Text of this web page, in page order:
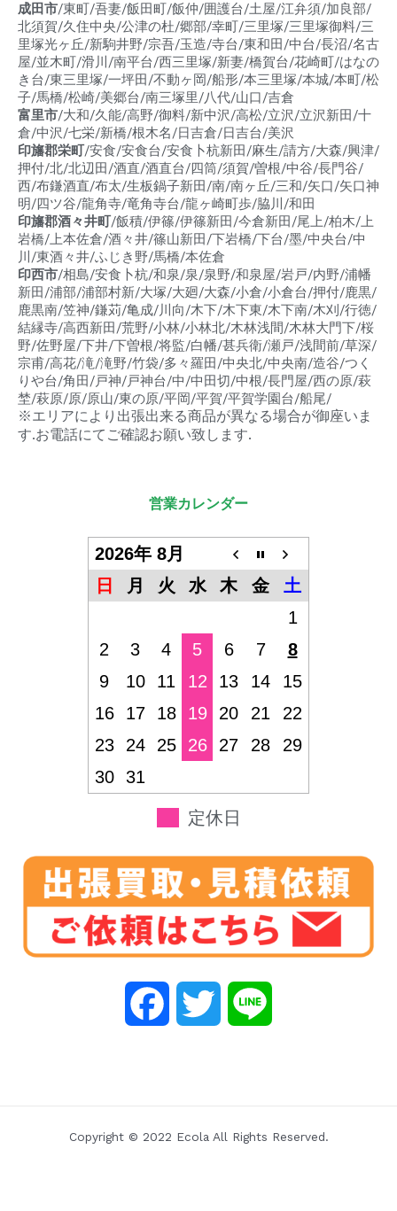
成田市/東町/吾妻/飯田町/飯仲/囲護台/土屋/江弁須/加良部/
北須賀/久住中央/公津の杜/郷部/幸町/三里塚/三里塚御料/三
里塚光ヶ丘/新駒井野/宗吾/玉造/寺台/東和田/中台/長沼/名古
屋/並木町/滑川/南平台/西三里塚/新妻/橋賀台/花崎町/はなの
き台/東三里塚/一坪田/不動ヶ岡/船形/本三里塚/本城/本町/松
子/馬橋/松崎/美郷台/南三塚里/八代/山口/吉倉
富里市/大和/久能/高野/御料/新中沢/高松/立沢/立沢新田/十
倉/中沢/七栄/新橋/根木名/日吉倉/日吉台/美沢
印旛郡栄町/安食/安食台/安食卜杭新田/麻生/請方/大森/興津/
押付/北/北辺田/酒直/酒直台/四筒/須賀/曽根/中谷/長門谷/
西/布鎌酒直/布太/生板鍋子新田/南/南ヶ丘/三和/矢口/矢口神
明/四ツ谷/龍角寺/竜角寺台/龍ヶ崎町歩/脇川/和田
印旛郡酒々井町/飯積/伊篠/伊篠新田/今倉新田/尾上/柏木/上
岩橋/上本佐倉/酒々井/篠山新田/下岩橋/下台/墨/中央台/中
川/東酒々井/ふじき野/馬橋/本佐倉
印西市/相島/安食卜杭/和泉/泉/泉野/和泉屋/岩戸/内野/浦幡
新田/浦部/浦部村新/大塚/大廻/大森/小倉/小倉台/押付/鹿黒/
鹿黒南/笠神/鎌苅/亀成/川向/木下/木下東/木下南/木刈/行徳/
結縁寺/高西新田/荒野/小林/小林北/木林浅間/木林大門下/桜
野/佐野屋/下井/下曽根/将監/白幡/甚兵衛/瀬戸/浅間前/草深/
宗甫/高花/滝/滝野/竹袋/多々羅田/中央北/中央南/造谷/つく
りや台/角田/戸神/戸神台/中/中田切/中根/長門屋/西の原/萩
埜/萩原/原/原山/東の原/平岡/平賀/平賀学園台/船尾/
※エリアにより出張出来る商品が異なる場合が御座いま
す.お電話にてご確認お願い致します.
営業カレンダー
2026年 8月
日
月 火 水 木 金
土
1
2
3 4 5 6 7
8
9
10 11 12 13 14
15
16
17 18 19 20 21
22
23
24 25 26 27 28
29
30
31
定休日
e t e
Copyright © 2022 Ecola All Rights Reserved.